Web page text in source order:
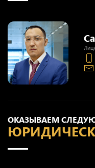
ОКАЗЫВАЕМ